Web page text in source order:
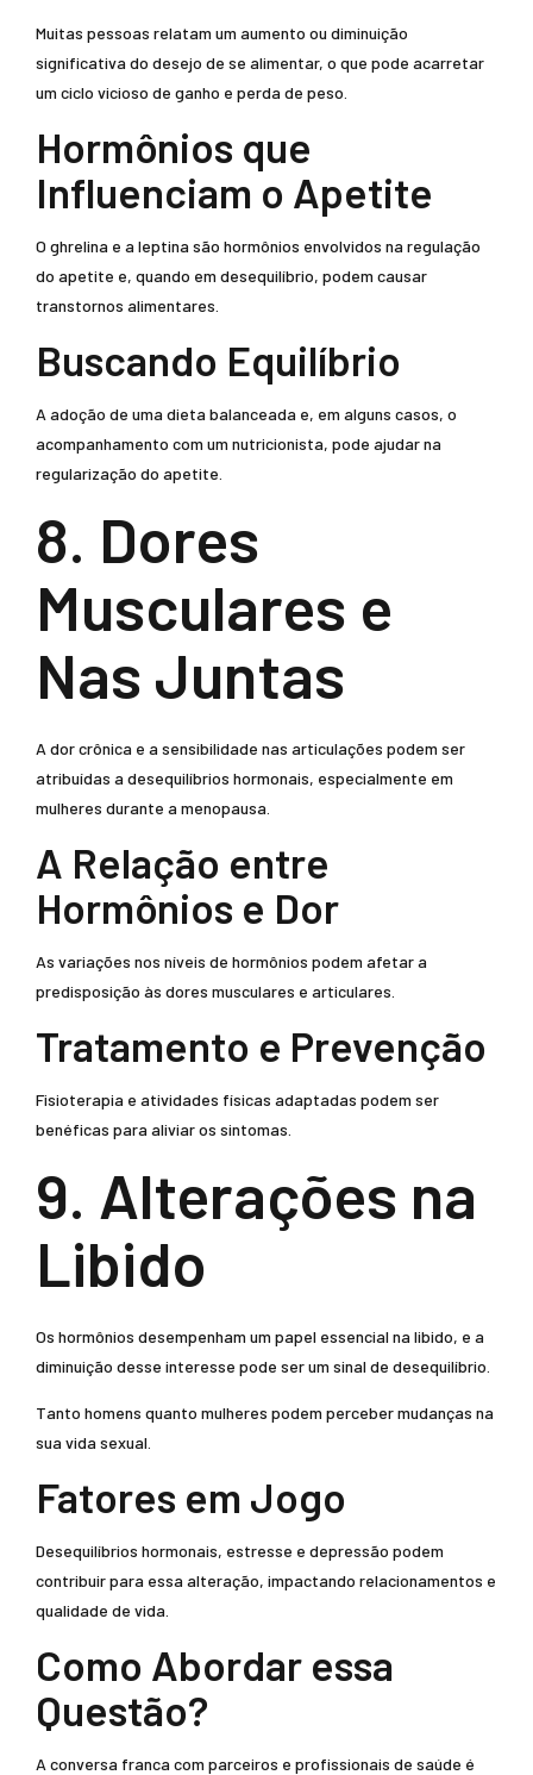
Muitas pessoas relatam um aumento ou diminuição
significativa do desejo de se alimentar, o que pode acarretar
um ciclo vicioso de ganho e perda de peso.
Hormônios que
Influenciam o Apetite
O ghrelina e a leptina são hormônios envolvidos na regulação
do apetite e, quando em desequilíbrio, podem causar
transtornos alimentares.
Buscando Equilíbrio
A adoção de uma dieta balanceada e, em alguns casos, o
acompanhamento com um nutricionista, pode ajudar na
regularização do apetite.
8. Dores
Musculares e
Nas Juntas
A dor crônica e a sensibilidade nas articulações podem ser
atribuídas a desequilíbrios hormonais, especialmente em
mulheres durante a menopausa.
A Relação entre
Hormônios e Dor
As variações nos níveis de hormônios podem afetar a
predisposição às dores musculares e articulares.
Tratamento e Prevenção
Fisioterapia e atividades físicas adaptadas podem ser
benéficas para aliviar os sintomas.
9. Alterações na
Libido
Os hormônios desempenham um papel essencial na libido, e a
diminuição desse interesse pode ser um sinal de desequilíbrio.
Tanto homens quanto mulheres podem perceber mudanças na
sua vida sexual.
Fatores em Jogo
Desequilíbrios hormonais, estresse e depressão podem
contribuir para essa alteração, impactando relacionamentos e
qualidade de vida.
Como Abordar essa
Questão?
A conversa franca com parceiros e profissionais de saúde é